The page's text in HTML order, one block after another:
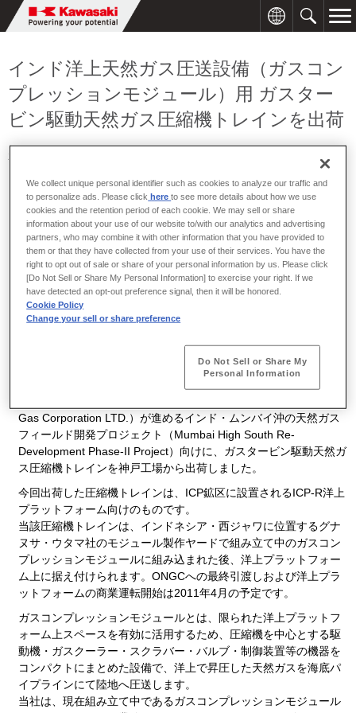
インド洋上天然ガス圧送設備（ガスコン
プレッションモジュール）用 ガスター
ビン駆動天然ガス圧縮機トレインを出荷
Gas Corporation LTD.）が進めるインド・ムンバイ沖の天然ガス
フィールド開発プロジェクト（Mumbai High South Re-
Development Phase-II Project）向けに、ガスタービン駆動天然ガ
ス圧縮機トレインを神戸工場から出荷しました。
今回出荷した圧縮機トレインは、ICP鉱区に設置されるICP-R洋上
プラットフォーム向けのものです。
当該圧縮機トレインは、インドネシア・西ジャワに位置するグナ
ヌサ・ウタマ社のモジュール製作ヤードで組み立て中のガスコン
プレッションモジュールに組み込まれた後、洋上プラットフォー
ム上に据え付けられます。ONGCへの最終引渡しおよび洋上プラ
ットフォームの商業運転開始は2011年4月の予定です。
ガスコンプレッションモジュールとは、限られた洋上プラットフ
ォーム上スペースを有効に活用するため、圧縮機を中心とする駆
動機・ガスクーラー・スクラバー・バルブ・制御装置等の機器を
コンパクトにまとめた設備で、洋上で昇圧した天然ガスを海底パ
イプラインにて陸地へ圧送します。
当社は、現在組み立て中であるガスコンプレッションモジュール
We collect unique personal identifier such as cookies to analyze our traffic and
to personalize ads. Please click hereto see more details about how we use
cookies and the retention period of each cookie. We may sell or share
information about your use of our website to/with our analytics and advertising
partners, who may combine it with other information that you have provided to
them or that they have collected from your use of their services. You have the
right to opt out of sale or share of your personal information by us. Please click
[Do Not Sell or Share My Personal Information] to exercise your right. If we
have detected an opt-out preference signal, then it will be honored.
Cookie Policy
Change your sell or share preference
Do Not Sell or Share My
Personal Information